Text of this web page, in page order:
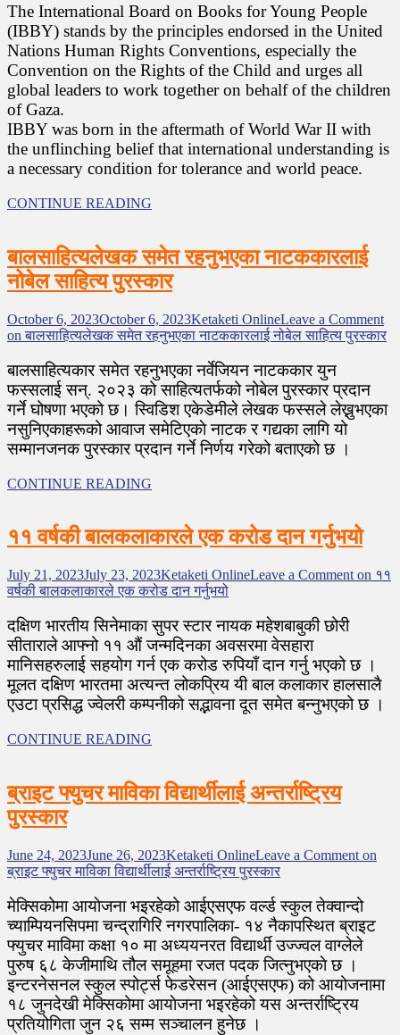
The International Board on Books for Young People
(IBBY) stands by the principles endorsed in the United
Nations Human Rights Conventions, especially the
Convention on the Rights of the Child and urges all
global leaders to work together on behalf of the children
of Gaza.
IBBY was born in the aftermath of World War II with
the unflinching belief that international understanding is
a necessary condition for tolerance and world peace.
CONTINUE READING
बालसाहित्यलेखक समेत रहनुभएका नाटककारलाई
नोबेल साहित्य पुरस्कार
October 6, 2023October 6, 2023Ketaketi OnlineLeave a Comment
on बालसाहित्यलेखक समेत रहनुभएका नाटककारलाई नोबेल साहित्य पुरस्कार
बालसाहित्यकार समेत रहनुभएका नर्वेजियन नाटककार युन
फस्सलाई सन्. २०२३ को साहित्यतर्फको नोबेल पुरस्कार प्रदान
गर्ने घोषणा भएको छ। स्विडिश एकेडेमीले लेखक फस्सले लेख्नुभएका
नसुनिएकाहरूको आवाज समेटिएकाे नाटक र गद्यका लागि यो
सम्मानजनक पुरस्कार प्रदान गर्ने निर्णय गरेको बताएकाे छ ।
CONTINUE READING
११ वर्षकी बालकलाकारले एक करोड दान गर्नुभयो
July 21, 2023July 23, 2023Ketaketi OnlineLeave a Comment on ११
वर्षकी बालकलाकारले एक करोड दान गर्नुभयो
दक्षिण भारतीय सिनेमाका सुपर स्टार नायक महेशबाबुकी छोरी
सीताराले आफ्नो ११ औं जन्मदिनका अवसरमा वेसहारा
मानिसहरुलाई सहयोग गर्न एक करोड रुपियाँ दान गर्नु भएको छ ।
मूलत दक्षिण भारतमा अत्यन्त लोकप्रिय यी बाल कलाकार हालसालै
एउटा प्रसिद्ध ज्वेलरी कम्पनीको सद्भावना दूत समेत बन्नुभएको छ ।
CONTINUE READING
ब्राइट फ्युचर माविका विद्यार्थीलाई अन्तर्राष्ट्रिय
पुरस्कार
June 24, 2023June 26, 2023Ketaketi OnlineLeave a Comment on
ब्राइट फ्युचर माविका विद्यार्थीलाई अन्तर्राष्ट्रिय पुरस्कार
मेक्सिकोमा आयाेजना भइरहेको आईएसएफ वर्ल्ड स्कुल तेक्वान्दो
च्याम्पियनसिपमा चन्द्रागिरि नगरपालिका- १४ नैकापस्थित ब्राइट
फ्युचर माविमा कक्षा १० मा अध्ययनरत विद्यार्थी उज्ज्वल वाग्लेले
पुरुष ६८ केजीमाथि तौल समूहमा रजत पदक जित्नुभएकाे छ ।
इन्टरनेसनल स्कुल स्पोर्ट्स फेडरेसन (आईएसएफ) को आयोजनामा
१८ जुनदेखी मेक्सिकोमा आयाेजना भइरहेको यस अन्तर्राष्ट्रिय
प्रतियोगिता जुन २६ सम्म सञ्चालन हुनेछ ।